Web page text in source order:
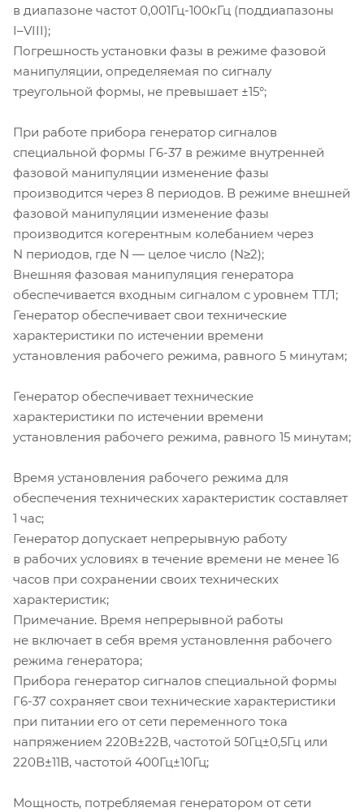
в диапазоне частот 0,001Гц-100кГц (поддиапазоны
I–VIII);
Погрешность установки фазы в режиме фазовой
манипуляции, определяемая по сигналу
треугольной формы, не превышает ±15°;
При работе прибора генератор сигналов
специальной формы Г6-37 в режиме внутренней
фазовой манипуляции изменение фазы
производится через 8 периодов. В режиме внешней
фазовой манипуляции изменение фазы
производится когерентным колебанием через
N периодов, где N — целое число (N≥2);
Внешняя фазовая манипуляция генератора
обеспечивается входным сигналом с уровнем ТТЛ;
Генератор обеспечивает свои технические
характеристики по истечении времени
установления рабочего режима, равного 5 минутам;
Генератор обеспечивает технические
характеристики по истечении времени
установления рабочего режима, равного 15 минутам;
Время установления рабочего режима для
обеспечения технических характеристик составляет
1 час;
Генератор допускает непрерывную работу
в рабочих условиях в течение времени не менее 16
часов при сохранении своих технических
характеристик;
Примечание. Время непрерывной работы
не включает в себя время установлення рабочего
режима генератора;
Прибора генератор сигналов специальной формы
Г6-37 сохраняет свои технические характеристики
при питании его от сети переменного тока
напряжением 220В±22В, частотой 50Гц±0,5Гц или
220В±11В, частотой 400Гц±10Гц;
Мощность, потребляемая генератором от сети